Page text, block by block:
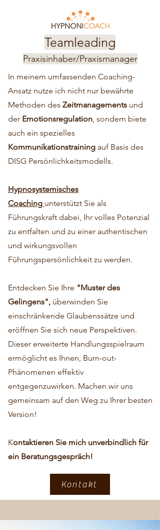
Teamleading
Praxisinhaber/Praxismanager
In meinem umfassenden Coaching-
Ansatz nutze ich nicht nur bewährte
Methoden des Zeitmanagements und
der Emotionsregulation, sondern biete
auch ein spezielles
Kommunikationstraining auf Basis des
DISG Persönlichkeitsmodells.
Hypnosystemisches
Coaching unterstützt Sie als
Führungskraft dabei, Ihr volles Potenzial
zu entfalten und zu einer authentischen
und wirkungsvollen
Führungspersönlichkeit zu werden.
Entdecken Sie Ihre "Muster des
Gelingens", überwinden Sie
einschränkende Glaubenssätze und
eröffnen Sie sich neue Perspektiven.
Dieser erweiterte Handlungsspielraum
ermöglicht es Ihnen, Burn-out-
Phänomenen effektiv
entgegenzuwirken. Machen wir uns
gemeinsam auf den Weg zu Ihrer besten
Version!
Kontaktieren Sie mich unverbindlich für
ein Beratungsgespräch!
Kontakt